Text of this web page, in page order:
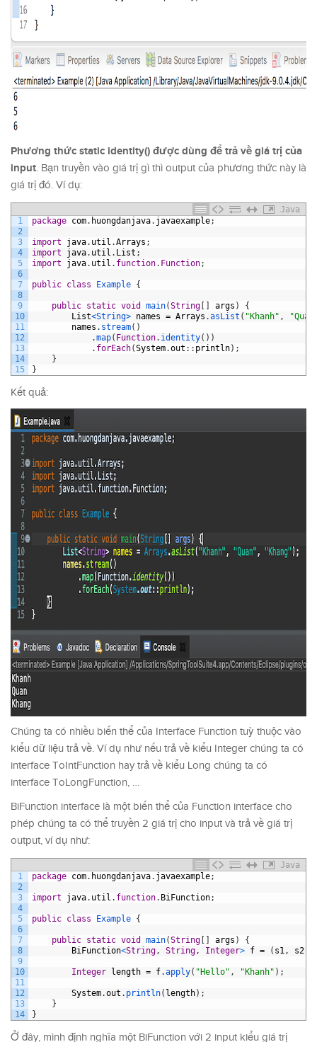
Phương thức static identity() được dùng để trả về giá trị của
input. Bạn truyền vào giá trị gì thì output của phương thức này là
giá trị đó. Ví dụ:
Java
1
2
3
4
5
6
7
8
9
10
11
12
13
14
15
package com. huongdanjava. javaexample;
import java. util .Arrays ;
import
java. util . List ;
import
java. util . function. Function;
public class Example {
public static void main(String [ ] args )
{
List<String> names = Arrays .asList ( "Khanh" ,
names . stream( )
.map( Function. identity( ) )
. forEach(System.out : : println) ;
}
}
Kết quả:
Chúng ta có nhiều biến thể của Interface Function tuỳ thuộc vào
kiểu dữ liệu trả về. Ví dụ như nếu trả về kiểu Integer chúng ta có
interface ToIntFunction hay trả về kiểu Long chúng ta có
interface ToLongFunction, …
BiFunction interface là một biến thể của Function interface cho
phép chúng ta có thể truyền 2 giá trị cho input và trả về giá trị
output, ví dụ như:
Java
1
2
3
4
5
6
7
8
9
10
11
12
13
14
package com. huongdanjava. javaexample;
import java. util . function. BiFunction;
public class Example {
public static void main(String [ ] args )
{
BiFunction<String , String , Integer> f = ( s1 , s2
Integer length = f.apply( "Hello" , "Khanh" ) ;
System.out . println( length) ;
}
}
Ở đây, mình định nghĩa một BiFunction với 2 input kiểu giá trị